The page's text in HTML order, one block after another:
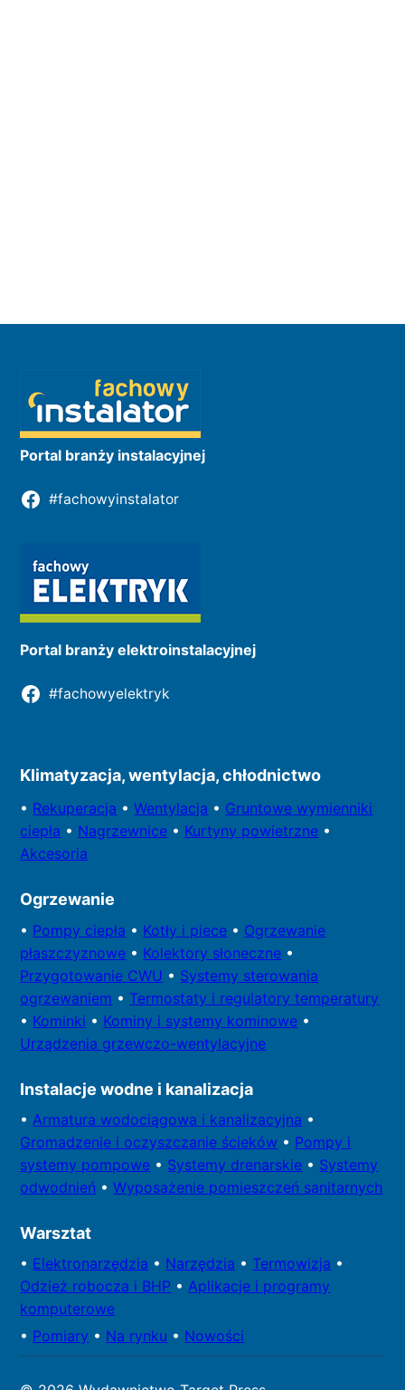
Portal branży instalacyjnej
#fachowyinstalator
Portal branży elektroinstalacyjnej
#fachowyelektryk
Klimatyzacja, wentylacja, chłodnictwo
• Rekuperacja •Wentylacja • Gruntowe wymienniki
ciepła • Nagrzewnice • Kurtyny powietrzne •
Akcesoria
Ogrzewanie
• Pompy ciepła • Kotły i piece • Ogrzewanie
płaszczyznowe • Kolektory słoneczne •
Przygotowanie CWU • Systemy sterowania
ogrzewaniem • Termostaty i regulatory temperatury
• Kominki • Kominy i systemy kominowe •
Urządzenia grzewczo-wentylacyjne
Instalacje wodne i kanalizacja
• Armatura wodociągowa i kanalizacyjna •
Gromadzenie i oczyszczanie ścieków • Pompy i
systemy pompowe • Systemy drenarskie • Systemy
odwodnień •Wyposażenie pomieszczeń sanitarnych
Warsztat
• Elektronarzędzia • Narzędzia • Termowizja •
Odzież robocza i BHP • Aplikacje i programy
komputerowe
• Pomiary • Na rynku • Nowości